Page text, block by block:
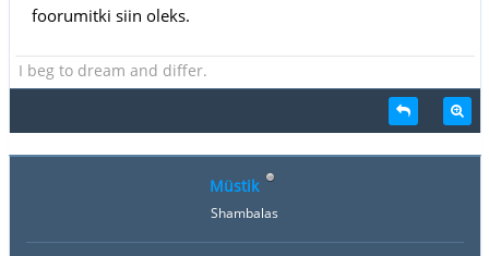
foorumitki siin oleks.
I beg to dream and differ.
Müstik
Shambalas